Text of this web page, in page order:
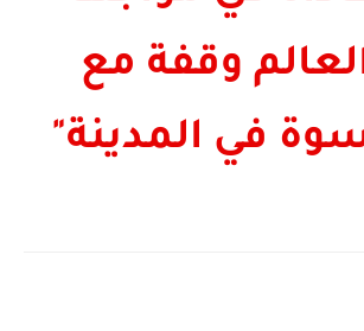
وقفة مع
في المدينة"